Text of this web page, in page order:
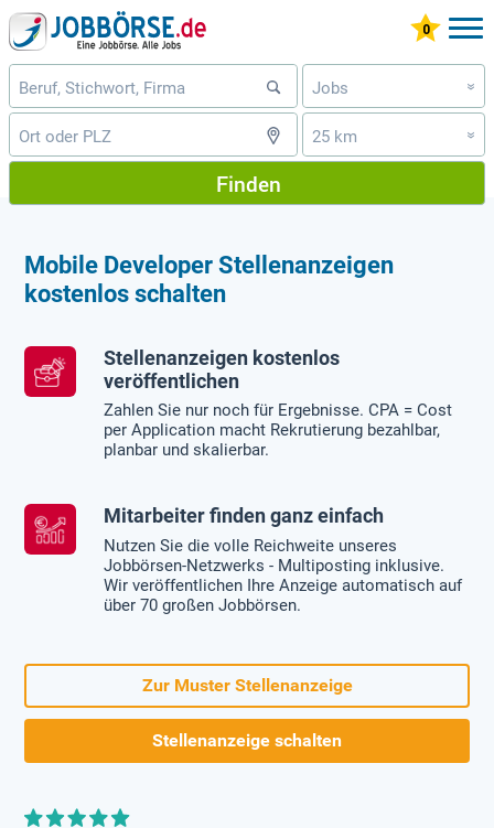
Jobs »
25 km »
Finden
Mobile Developer Stellenanzeigen
kostenlos schalten
Stellenanzeigen kostenlos
veröffentlichen
Zahlen Sie nur noch für Ergebnisse. CPA = Cost
per Application macht Rekrutierung bezahlbar,
planbar und skalierbar.
Mitarbeiter finden ganz einfach
Nutzen Sie die volle Reichweite unseres
Jobbörsen-Netzwerks - Multiposting inklusive.
Wir veröffentlichen Ihre Anzeige automatisch auf
über 70 großen Jobbörsen.
Zur Muster Stellenanzeige
Stellenanzeige schalten